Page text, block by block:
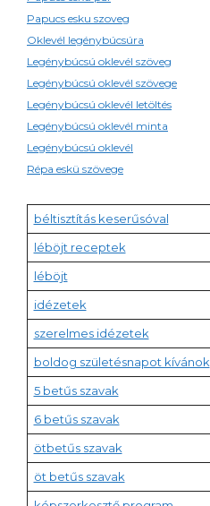
Papucs esku szoveg
Oklevél legénybúcsúra
Legénybúcsú oklevél szöveg
Legénybúcsú oklevél szövege
Legénybúcsú oklevél letöltés
Legénybúcsú oklevél minta
Legénybúcsú oklevél
Répa eskü szövege
béltisztítás keserűsóval
léböjt receptek
léböjt
idézetek
szerelmes idézetek
boldog születésnapot kívánok
5 betűs szavak
6 betűs szavak
ötbetűs szavak
öt betűs szavak